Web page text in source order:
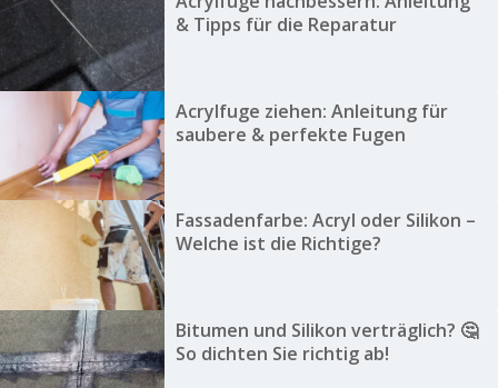
& Tipps für die Reparatur
Acrylfuge ziehen: Anleitung für
saubere & perfekte Fugen
Fassadenfarbe: Acryl oder Silikon –
Welche ist die Richtige?
Bitumen und Silikon verträglich? 🤔
So dichten Sie richtig ab!